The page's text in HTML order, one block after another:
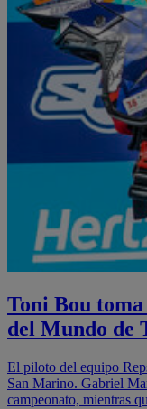
Toni Bou
del Mundo de
El piloto del equipo
San Marino. Gabriel
campeonato, mientras